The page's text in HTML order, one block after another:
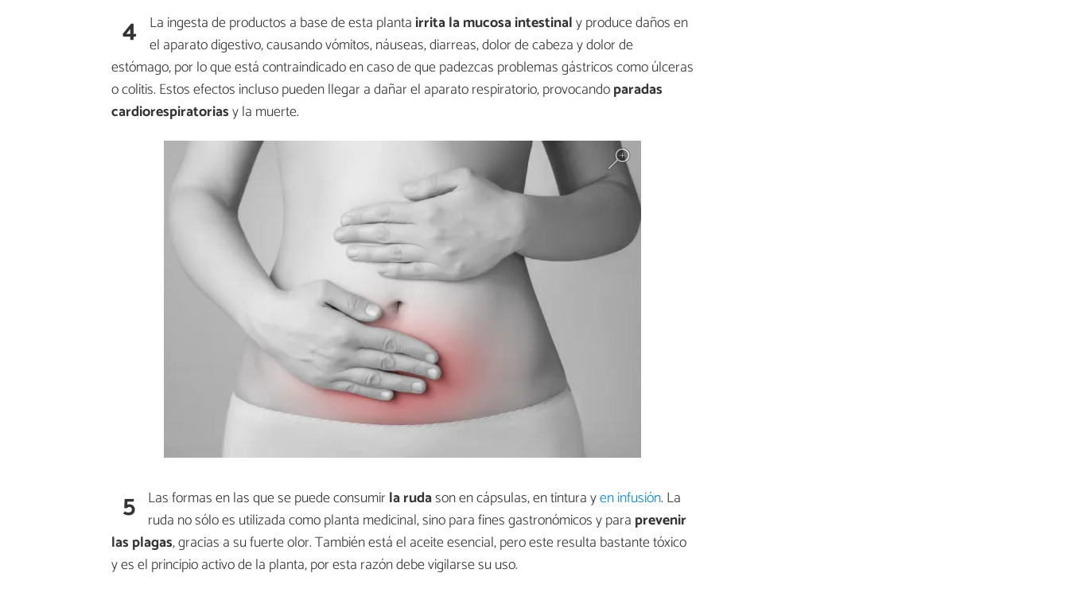
4 La ingesta de productos a base de esta planta irrita la mucosa intestinaly produce daños en
el aparato digestivo, causando vómitos, náuseas, diarreas, dolor de cabeza y dolor de
estómago, por lo que está contraindicado en caso de que padezcas problemas gástricos como úlceras
o colitis. Estos efectos incluso pueden llegar a dañar el aparato respiratorio, provocandoparadas
cardiorespiratoriasy la muerte.
5 Las formas en las que se puede consumirla rudason en cápsulas, en tintura yen infusión. La
ruda no sólo es utilizada como planta medicinal, sino para fines gastronómicos y para prevenir
las plagas, gracias a su fuerte olor. También está el aceite esencial, pero este resulta bastante tóxico
y es el principio activo de la planta, por esta razón debe vigilarse su uso.